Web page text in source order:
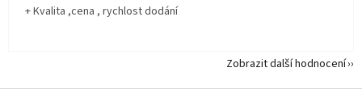
+ Kvalita ,cena , rychlost dodání
Zobrazit další hodnocení